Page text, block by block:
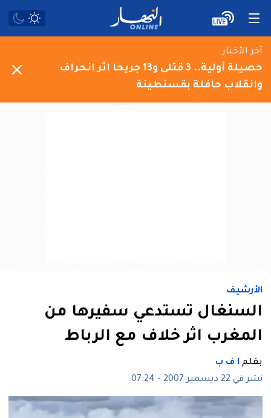
آخر الأخبار
حصيلة أولية.. 3 قتلى و13 جريحا اثر انحراف
وانقلاب حافلة بقسنطينة
الأرشيف
السنغال تستدعي سفيرها من
المغرب اثر خلاف مع الرباط
بقلم ا ف ب
نشر في 22 ديسمبر 2007 - 07:24